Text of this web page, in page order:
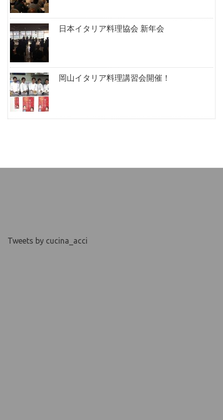
日本イタリア料理協会 新年会
岡山イタリア料理講習会開催！
Tweets by cucina_acci